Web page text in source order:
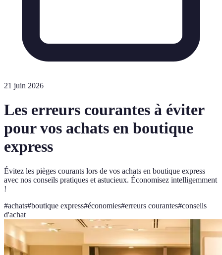
21 juin 2026
Les erreurs courantes à éviter
pour vos achats en boutique
express
Évitez les pièges courants lors de vos achats en boutique express
avec nos conseils pratiques et astucieux. Économisez intelligemment
!
#achats#boutique express#économies#erreurs courantes#conseils
d'achat